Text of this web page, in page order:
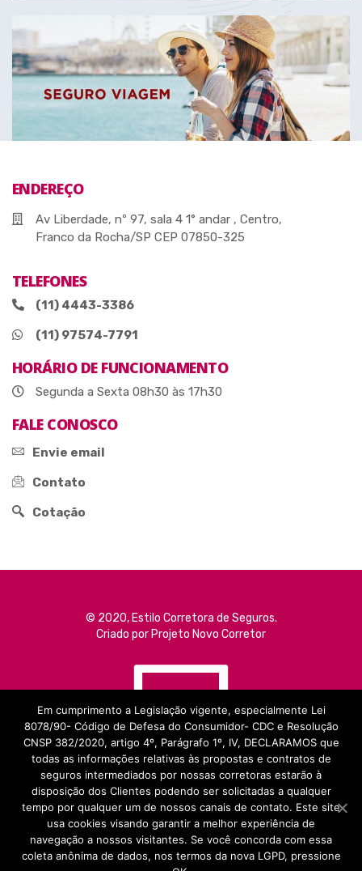
ENDEREÇO
Av Liberdade, nº 97, sala 4 1° andar , Centro,
Franco da Rocha/SP CEP 07850-325
TELEFONES
(11) 4443-3386
(11) 97574-7791
HORÁRIO DE FUNCIONAMENTO
Segunda a Sexta 08h30 às 17h30
FALE CONOSCO
Envie email
Contato
Cotação
© 2020, Estilo Corretora de Seguros.
Criado por Projeto Novo Corretor
Em cumprimento a Legislação vigente, especialmente Lei
8078/90- Código de Defesa do Consumidor- CDC e Resolução
CNSP 382/2020, artigo 4º, Parágrafo 1º, IV, DECLARAMOS que
todas as informações relativas às propostas e contratos de
seguros intermediados por nossas corretoras estarão à
disposição dos Clientes podendo ser solicitadas a qualquer
tempo por qualquer um de nossos canais de contato. Este site
usa cookies visando garantir a melhor experiência de
navegação a nossos visitantes. Se você concorda com essa
coleta anônima de dados, nos termos da nova LGPD, pressione